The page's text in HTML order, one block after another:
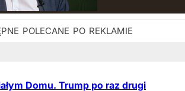
Domu. Trump po raz drugi